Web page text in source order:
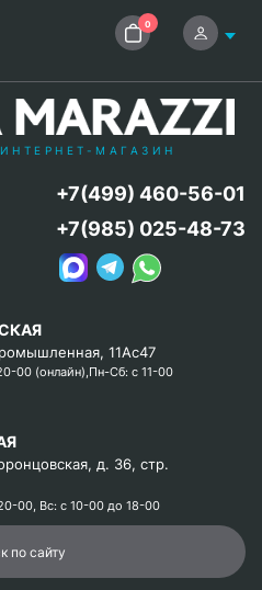
0
МАГАЗИН
11Ас47
00 (онлайн),Пн-Сб: с 11-00
д. 36, стр.
00, Вс: с 10-00 до 18-00
+7(499) 460-56-01
+7(985) 025-48-73